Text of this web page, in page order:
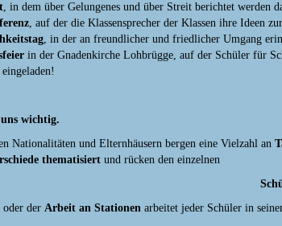
, in dem über Gelungenes und über Streit berichtet werden
, auf der die Klassensprecher der Klassen ihre Ideen
, in der an freundlicher und friedlicher Umgang
in der Gnadenkirche Lohbrügge, auf der Schüler für
wichtig.
Nationalitäten und Elternhäusern bergen eine Vielzahl an
thematisiert und rücken den einzelnen
oder der Arbeit an Stationen arbeitet jeder Schüler in